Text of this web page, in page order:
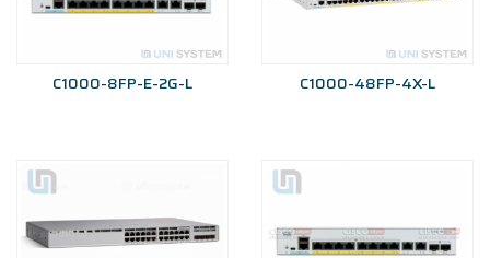
C1000-8FP-E-2G-L C1000-48FP-4X-L